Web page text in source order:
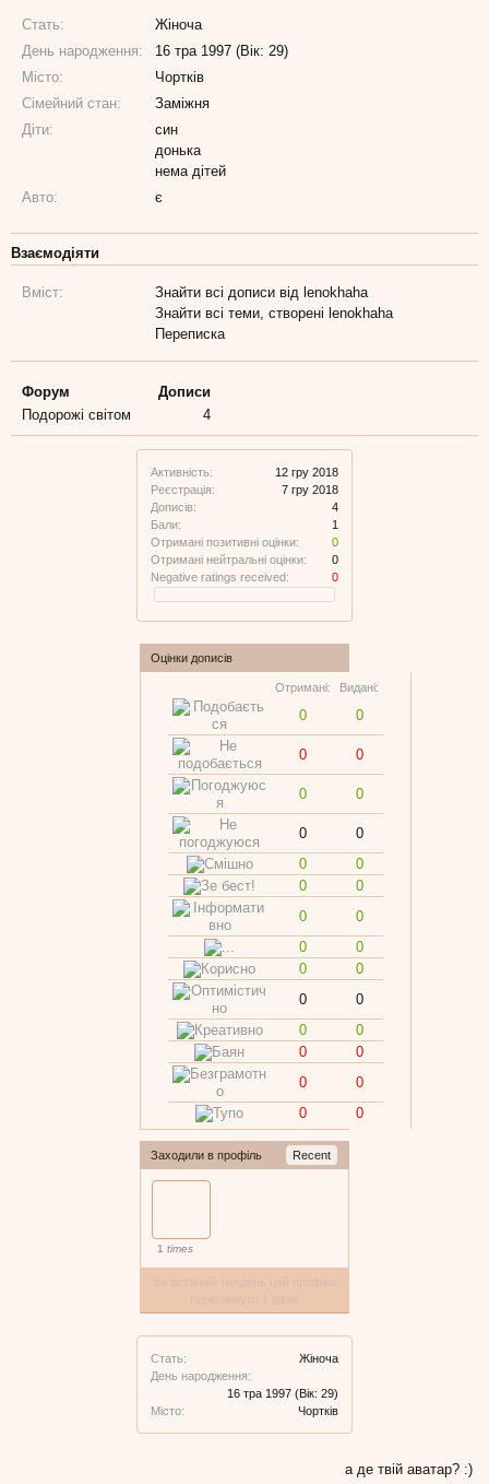
Активність:
12 гру 2018
Реєстрація:
7 гру 2018
Дописів:
4
Бали:
1
Отримані позитивні оцінки:
0
Отримані нейтральні оцінки:
0
Negative ratings received:
0
Оцінки дописів
Отримані: Видані:
0 0
0 0
0 0
0
0
0
0
0
0
0
0
0
0
0
0
0
0
0
0
0
0
0
0
0
0
Заходили в профіль Recent
1 times
Стать:
Жіноча
День народження:
16 тра 1997 (Вік: 29)
Місто:
Чортків
Стать:
Жіноча
День народження:
16 тра 1997 (Вік: 29)
Місто:
Чортків
Сімейний стан:
Заміжня
Діти:
син
донька
нема дітей
Авто:
є
Взаємодіяти
Вміст:
Знайти всі дописи від lenokhaha
Знайти всі теми, створені lenokhaha
Переписка
Форум
Дописи
Подорожі світом
4
а де твій аватар? :)